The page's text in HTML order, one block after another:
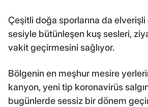
Çeşitli doğa sporlarına da
sesiyle bütünleşen kuş sesleri,
vakit geçirmesini sağlıyor.
Bölgenin en meşhur mesire
kanyon, yeni tip koronavirüs
bugünlerde sessiz bir dönem